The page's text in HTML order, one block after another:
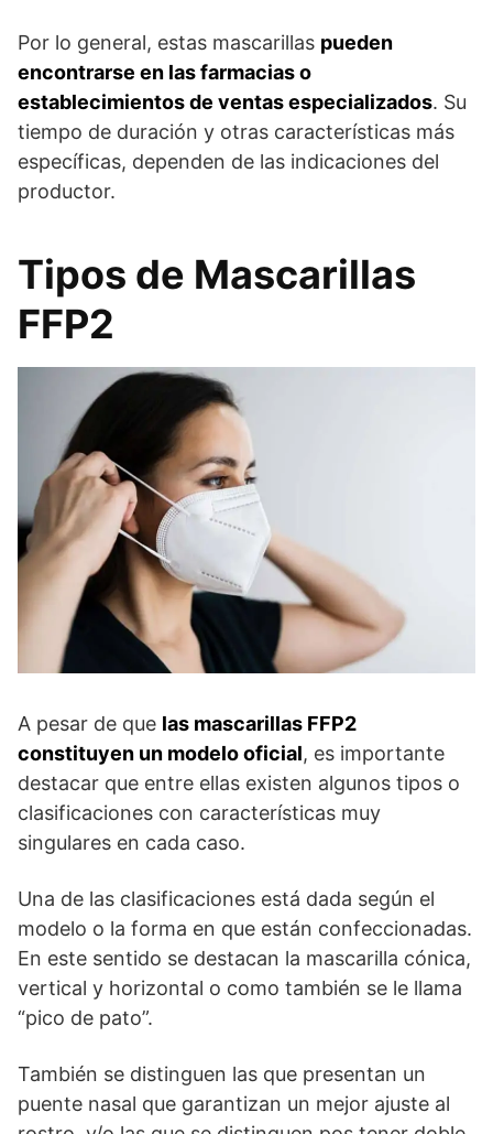
Por lo general, estas mascarillas pueden
encontrarse en las farmacias o
establecimientos de ventas especializados. Su
tiempo de duración y otras características más
específicas, dependen de las indicaciones del
productor.
Tipos de Mascarillas
FFP2
A pesar de que las mascarillas FFP2
constituyen un modelo oficial, es importante
destacar que entre ellas existen algunos tipos o
clasificaciones con características muy
singulares en cada caso.
Una de las clasificaciones está dada según el
modelo o la forma en que están confeccionadas.
En este sentido se destacan la mascarilla cónica,
vertical y horizontal o como también se le llama
“pico de pato”.
También se distinguen las que presentan un
puente nasal que garantizan un mejor ajuste al